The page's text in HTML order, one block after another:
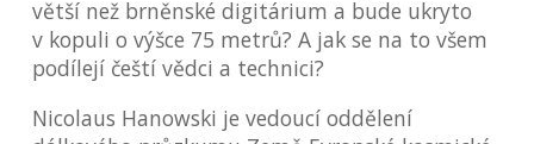
větší než brněnské digitárium a bude ukryto
v kopuli o výšce 75 metrů? A jak se na to všem
podílejí čeští vědci a technici?
Nicolaus Hanowski je vedoucí oddělení